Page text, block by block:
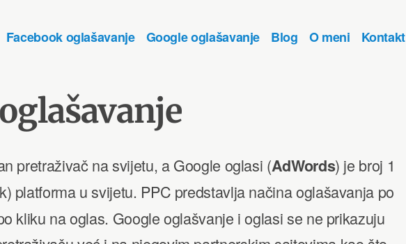
marketing
Facebook oglašavanje Google oglašavanje Blog O meni Kontakt
pretraživač na svijetu, a Google oglasi (AdWords) je broj 1
platforma u svijetu. PPC predstavlja načina oglašavanja po
kliku na oglas. Google oglašvanje i oglasi se ne prikazuju